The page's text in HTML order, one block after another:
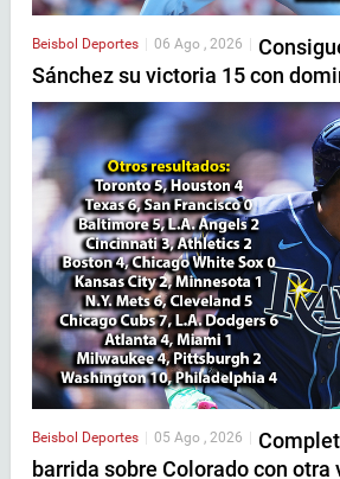
Beisbol Deportes 06 Ago , 2026
Sánchez su victoria 15 con
Beisbol Deportes 05 Ago , 2026
barrida sobre Colorado con otra